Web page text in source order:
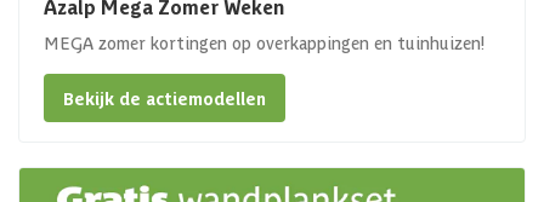
Azalp Mega Zomer Weken
MEGA zomer kortingen op overkappingen en tuinhuizen!
Bekijk de actiemodellen